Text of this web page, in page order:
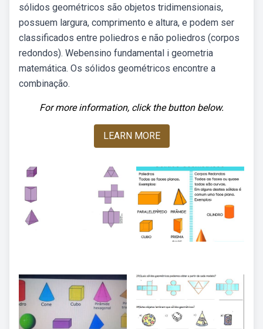
sólidos geométricos são objetos tridimensionais,
possuem largura, comprimento e altura, e podem ser
classificados entre poliedros e não poliedros (corpos
redondos). Webensino fundamental i geometria
matemática. Os sólidos geométricos encontre a
combinação.
For more information, click the button below.
LEARN MORE